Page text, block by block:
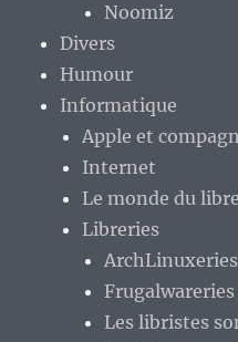
Noomiz
Divers
Humour
Informatique
Apple et
Internet
Le monde du
Libreries
ArchLinuxeries
Frugalwareries
Les libristes